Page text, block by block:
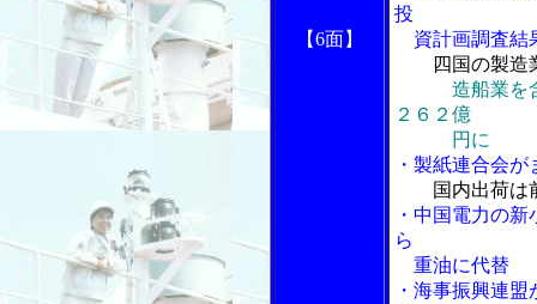
【6面】
投
資計画調査結
四国の製造
造船業を
２６２億
円に
・製紙連合会
国内出荷は
・中国電力の
ら
重油に代替
・海事振興連